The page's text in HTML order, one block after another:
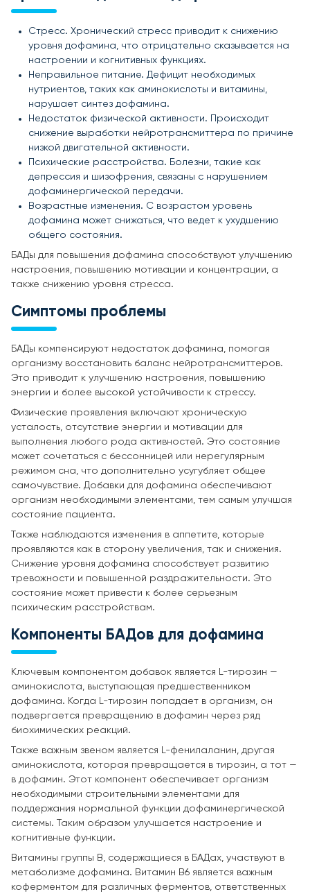
Стресс. Хронический стресс приводит к снижению
уровня дофамина, что отрицательно сказывается на
настроении и когнитивных функциях.
Неправильное питание. Дефицит необходимых
нутриентов, таких как аминокислоты и витамины,
нарушает синтез дофамина.
Недостаток физической активности. Происходит
снижение выработки нейротрансмиттера по причине
низкой двигательной активности.
Психические расстройства. Болезни, такие как
депрессия и шизофрения, связаны с нарушением
дофаминергической передачи.
Возрастные изменения. С возрастом уровень
дофамина может снижаться, что ведет к ухудшению
общего состояния.
БАДы для повышения дофамина способствуют улучшению
настроения, повышению мотивации и концентрации, а
также снижению уровня стресса.
Симптомы проблемы
БАДы компенсируют недостаток дофамина, помогая
организму восстановить баланс нейротрансмиттеров.
Это приводит к улучшению настроения, повышению
энергии и более высокой устойчивости к стрессу.
Физические проявления включают хроническую
усталость, отсутствие энергии и мотивации для
выполнения любого рода активностей. Это состояние
может сочетаться с бессонницей или нерегулярным
режимом сна, что дополнительно усугубляет общее
самочувствие. Добавки для дофамина обеспечивают
организм необходимыми элементами, тем самым улучшая
состояние пациента.
Также наблюдаются изменения в аппетите, которые
проявляются как в сторону увеличения, так и снижения.
Снижение уровня дофамина способствует развитию
тревожности и повышенной раздражительности. Это
состояние может привести к более серьезным
психическим расстройствам.
Компоненты БАДов для дофамина
Ключевым компонентом добавок является L-тирозин —
аминокислота, выступающая предшественником
дофамина. Когда L-тирозин попадает в организм, он
подвергается превращению в дофамин через ряд
биохимических реакций.
Также важным звеном является L-фенилаланин, другая
аминокислота, которая превращается в тирозин, а тот —
в дофамин. Этот компонент обеспечивает организм
необходимыми строительными элементами для
поддержания нормальной функции дофаминергической
системы. Таким образом улучшается настроение и
когнитивные функции.
Витамины группы B, содержащиеся в БАДах, участвуют в
метаболизме дофамина. Витамин B6 является важным
коферментом для различных ферментов, ответственных